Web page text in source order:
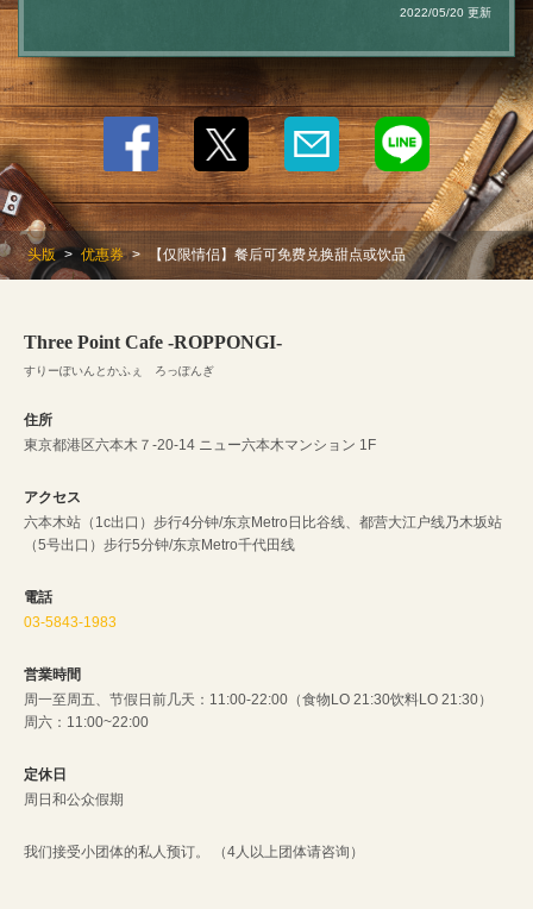
2022/05/20 更新
头版 优惠券 【仅限情侣】餐后可免费兑换甜点或饮品
Three Point Cafe -ROPPONGI-
すりーぽいんとかふぇ ろっぽんぎ
住所
東京都港区六本木７-20-14 ニュー六本木マンション 1F
アクセス
六本木站（1c出口）步行4分钟/东京Metro日比谷线、都营大江户线乃木坂站
（5号出口）步行5分钟/东京Metro千代田线
電話
03-5843-1983
営業時間
周一至周五、节假日前几天：11:00-22:00（食物LO 21:30饮料LO 21:30）
周六：11:00~22:00
定休日
周日和公众假期
我们接受小团体的私人预订。 （4人以上团体请咨询）
【仅限情侣】餐后可免费兑换甜点或饮品 | Three Point Cafe
-ROPPONGI-
東京都港区六本木７-20-14 ニュー六本木マンション 1F
https://threepointcafe-roppongi.owst.jp/coupons/93572573
お店情報をコピー